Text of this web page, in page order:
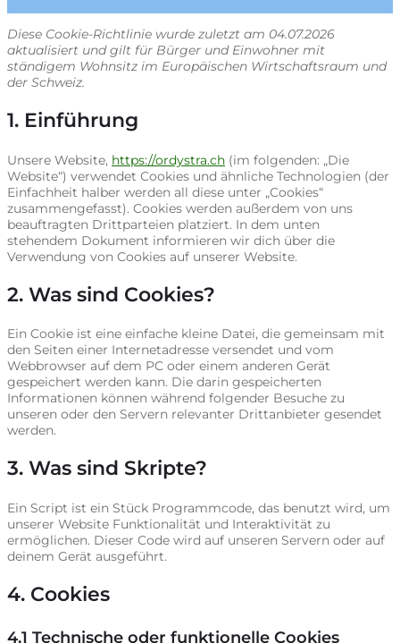
Diese Cookie-Richtlinie wurde zuletzt am 04.07.2026
aktualisiert und gilt für Bürger und Einwohner mit
ständigem Wohnsitz im Europäischen Wirtschaftsraum und
der Schweiz.
1. Einführung
Unsere Website, https://ordystra.ch (im folgenden: „Die
Website“) verwendet Cookies und ähnliche Technologien (der
Einfachheit halber werden all diese unter „Cookies“
zusammengefasst). Cookies werden außerdem von uns
beauftragten Drittparteien platziert. In dem unten
stehendem Dokument informieren wir dich über die
Verwendung von Cookies auf unserer Website.
2. Was sind Cookies?
Ein Cookie ist eine einfache kleine Datei, die gemeinsam mit
den Seiten einer Internetadresse versendet und vom
Webbrowser auf dem PC oder einem anderen Gerät
gespeichert werden kann. Die darin gespeicherten
Informationen können während folgender Besuche zu
unseren oder den Servern relevanter Drittanbieter gesendet
werden.
3. Was sind Skripte?
Ein Script ist ein Stück Programmcode, das benutzt wird, um
unserer Website Funktionalität und Interaktivität zu
ermöglichen. Dieser Code wird auf unseren Servern oder auf
deinem Gerät ausgeführt.
4. Cookies
4.1 Technische oder funktionelle Cookies